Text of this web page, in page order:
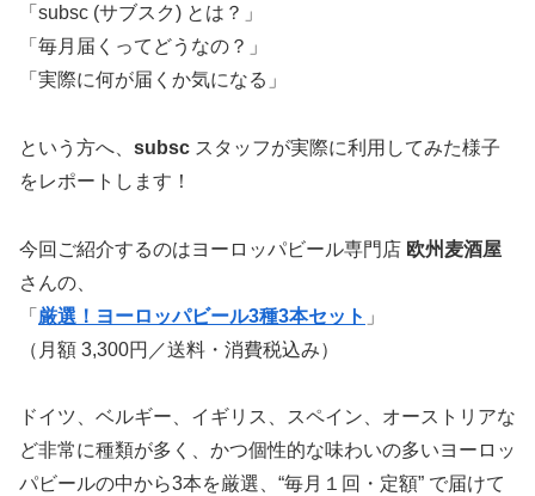
「subsc (サブスク) とは？」
「毎月届くってどうなの？」
「実際に何が届くか気になる」
という方へ、 subsc スタッフが実際に利用してみた様子
をレポートします！
今回ご紹介するのはヨーロッパビール専門店 欧州麦酒屋
さんの、
「 厳選！ヨーロッパビール3種3本セット 」
（月額 3,300円／送料・消費税込み）
ドイツ、ベルギー、イギリス、スペイン、オーストリアな
ど非常に種類が多く、かつ個性的な味わいの多いヨーロッ
パビールの中から3本を厳選、“毎月１回・定額” で届けて